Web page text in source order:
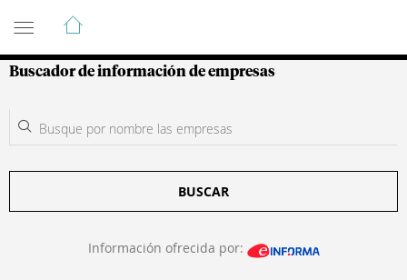
Guía de Empresas Colombianas
Buscador de información de empresas
BUSCAR
Información ofrecida por: